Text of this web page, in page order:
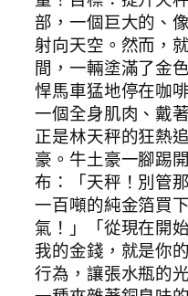
部，一個巨大的、
射向天空。然而，
間，一輛塗滿了金
悍馬車猛地停在咖
一個全身肌肉、戴
正是林天秤的狂熱
豪。牛土豪一腳踢
布：「天秤！別管
一百噸的純金箔買
氣！」「從現在開
我的金錢，就是你
行為，讓張水瓶的